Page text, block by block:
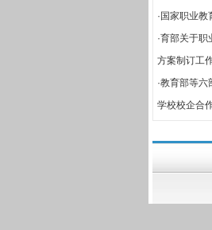
· 国家职业教
·育部关于职
方案制订工
·教育部等六
学校校企合